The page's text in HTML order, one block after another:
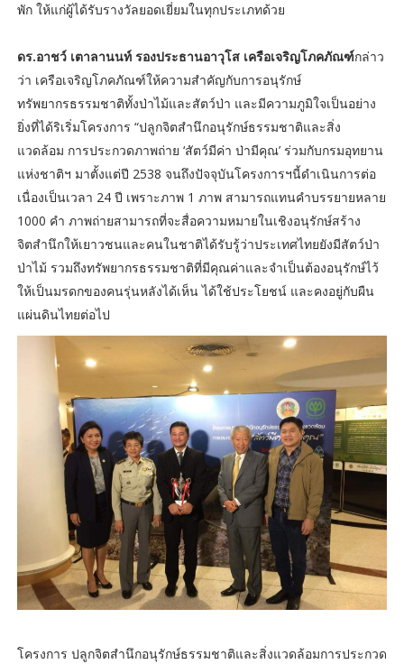
พัก ให้แก่ผู้ได้รับรางวัลยอดเยี่ยมในทุกประเภทด้วย
ดร.อาชว์ เตาลานนท์ รองประธานอาวุโส เครือเจริญโภคภัณฑ์กล่าว
ว่า เครือเจริญโภคภัณฑ์ให้ความสำคัญกับการอนุรักษ์
ทรัพยากรธรรมชาติทั้งป่าไม้และสัตว์ป่า และมีความภูมิใจเป็นอย่าง
ยิ่งที่ได้ริเริ่มโครงการ “ปลูกจิตสำนึกอนุรักษ์ธรรมชาติและสิ่ง
แวดล้อม การประกวดภาพถ่าย ‘สัตว์มีค่า ป่ามีคุณ’ ร่วมกับกรมอุทยาน
แห่งชาติฯ มาตั้งแต่ปี 2538 จนถึงปัจจุบันโครงการฯนี้ดำเนินการต่อ
เนื่องเป็นเวลา 24 ปี เพราะภาพ 1 ภาพ สามารถแทนคำบรรยายหลาย
1000 คำ ภาพถ่ายสามารถที่จะสื่อความหมายในเชิงอนุรักษ์สร้าง
จิตสำนึกให้เยาวชนและคนในชาติได้รับรู้ว่าประเทศไทยยังมีสัตว์ป่า
ป่าไม้ รวมถึงทรัพยากรธรรมชาติที่มีคุณค่าและจำเป็นต้องอนุรักษ์ไว้
ให้เป็นมรดกของคนรุ่นหลังได้เห็น ได้ใช้ประโยชน์ และคงอยู่กับผืน
แผ่นดินไทยต่อไป
โครงการ ปลูกจิตสำนึกอนุรักษ์ธรรมชาติและสิ่งแวดล้อมการประกวด